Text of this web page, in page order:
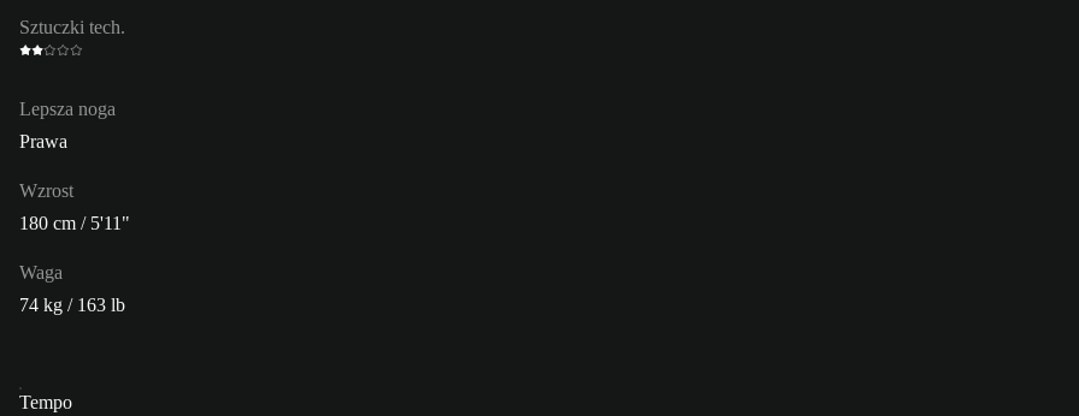
Sztuczki tech.
Lepsza noga
Prawa
Wzrost
180 cm / 5'11"
Waga
74 kg / 163 lb
Tempo